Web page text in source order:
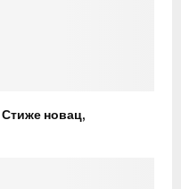
Стиже новац,